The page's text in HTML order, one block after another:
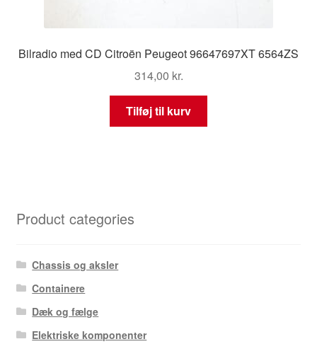
Bilradio med CD Citroën Peugeot 96647697XT 6564ZS
314,00 kr.
Tilføj til kurv
Product categories
Chassis og aksler
Containere
Dæk og fælge
Elektriske komponenter